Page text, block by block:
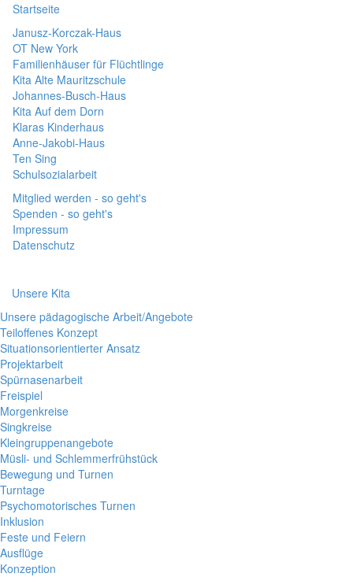
Startseite
Janusz-Korczak-Haus
OT New York
Familienhäuser für Flüchtlinge
Kita Alte Mauritzschule
Johannes-Busch-Haus
Kita Auf dem Dorn
Klaras Kinderhaus
Anne-Jakobi-Haus
Ten Sing
Schulsozialarbeit
Mitglied werden - so geht's
Spenden - so geht's
Impressum
Datenschutz
Unsere Kita
Unsere pädagogische Arbeit/Angebote
Teiloffenes Konzept
Situationsorientierter Ansatz
Projektarbeit
Spürnasenarbeit
Freispiel
Morgenkreise
Singkreise
Kleingruppenangebote
Müsli- und Schlemmerfrühstück
Bewegung und Turnen
Turntage
Psychomotorisches Turnen
Inklusion
Feste und Feiern
Ausflüge
Konzeption